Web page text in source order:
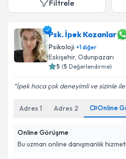
Filtrele
Psk. İpek Kozanlar
Psikoloji +1diğer
Eskişehir, Odunpazarı
5 (5 Değerlendirme)
İpek hoca çok deneyimli ve sizinle
Adres 1 Adres 2 Online
Online Görüşme
Bu uzman online danışmanlık